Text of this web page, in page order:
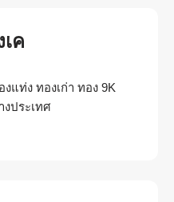
ค
แท่ง ทองเก่า ทอง 9K
งประเทศ